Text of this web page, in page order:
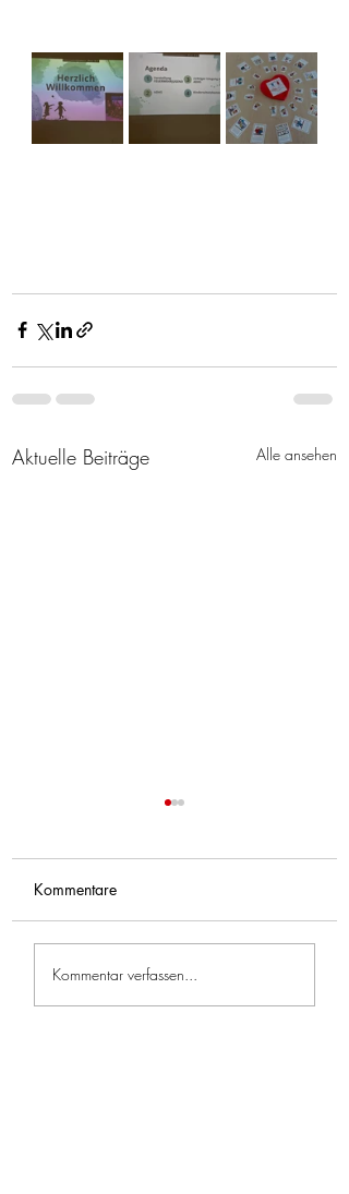
Aktuelle Beiträge Alle ansehen
Feuerwehrfreitag im Juli
Kommentare
Kommentar verfassen...